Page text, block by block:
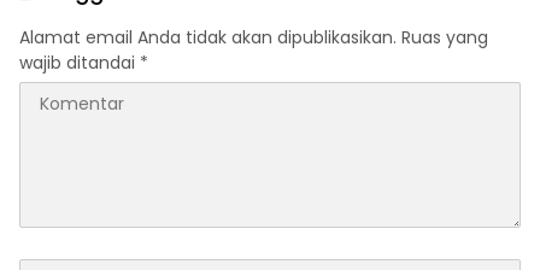
Alamat email Anda tidak akan dipublikasikan. Ruas yang
wajib ditandai *